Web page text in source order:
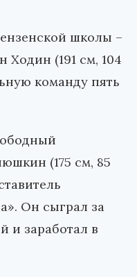
школы –
Ходин (191 см, 104
команду пять
(175 см, 85
Он сыграл за
и заработал в